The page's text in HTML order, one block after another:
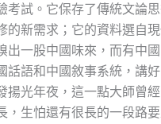
考試。它保存了傳統文論
的新需求；它的資料選自
出一股中國味來，而有中
話語和中國敘事系統，講
揚光年夜，這一點大師曾
，生怕還有很長的一段路